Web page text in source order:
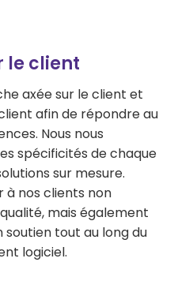
le client
axée sur le client et
afin de répondre au
Nous nous
spécificités de chaque
sur mesure.
à nos clients non
mais également
soutien tout au long du
logiciel.